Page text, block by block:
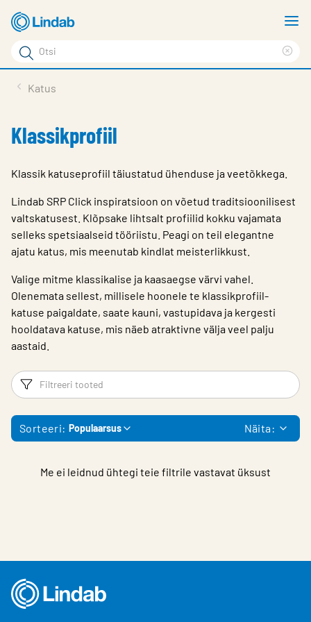
Mine
põhisisu
juurde
Otsi
Otsi
Meist
Logi sisse
Choose languge
Estonia
Katus
Klassikprofiil
Klassik katuseprofiil täiustatud ühenduse ja veetõkkega.
Lindab SRP Click inspiratsioon on võetud traditsioonilisest
valtskatusest. Klõpsake lihtsalt profiilid kokku vajamata
selleks spetsiaalseid tööriistu. Peagi on teil elegantne
ajatu katus, mis meenutab kindlat meisterlikkust.
Valige mitme klassikalise ja kaasaegse värvi vahel.
Olenemata sellest, millisele hoonele te klassikprofiil-
katuse paigaldate, saate kauni, vastupidava ja kergesti
hooldatava katuse, mis näeb atraktivne välja veel palju
aastaid.
Filtrid
Sorteeri: Populaarsus Näita:
Me ei leidnud ühtegi teie filtrile vastavat üksust